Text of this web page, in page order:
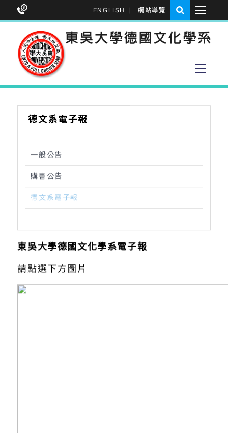
ENGLISH 網站導覽
德文系電子報
一般公告
購書公告
德文系電子報
東吳大學德國文化學系電子報
請點選下方圖片